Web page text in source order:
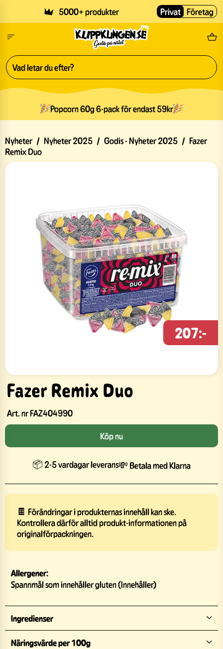
5000+ produkter Fri
Privat Företag
Popcorn 60g 6-pack för endast 59kr
Nyheter / Nyheter 2025 / Godis - Nyheter 2025 / Fazer
Remix Duo
Fazer Remix Duo
Art. nrFAZ404990
207:-
Köp nu
📦 2-5 vardagar leverans💸 Betala med Klarna
🍫 Förändringar i produkternas innehåll kan ske.
Kontrollera därför alltid produkt-informationen på
originalförpackningen.
Allergener:
Spannmål som innehåller gluten (Innehåller)
Ingredienser
Näringsvärde per 100g